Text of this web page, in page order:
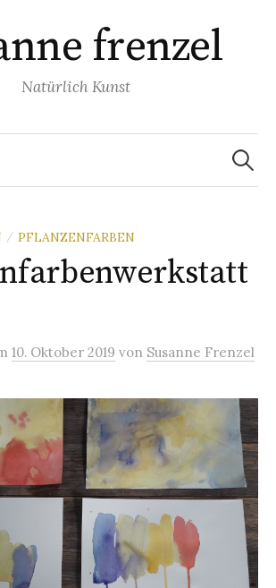
frenzel
Natürlich Kunst
Suchen
nach:
/ PFLANZENFARBEN
10. Oktober 2019 von Susanne Frenzel